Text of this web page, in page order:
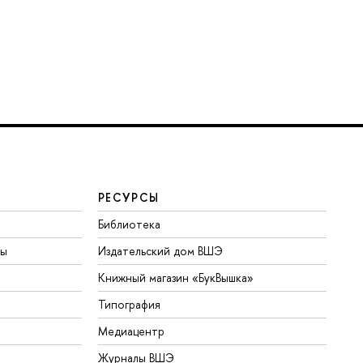
РЕСУРСЫ
Библиотека
Издательский дом ВШЭ
Книжный магазин «БукВышка»
Типография
Медиацентр
Журналы ВШЭ